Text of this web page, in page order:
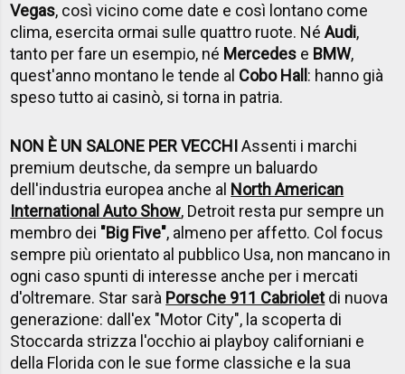
Vegas, così vicino come date e così lontano come
clima, esercita ormai sulle quattro ruote. NéAudi,
tanto per fare un esempio, né Mercedes e BMW,
quest'anno montano le tende al Cobo Hall : hanno già
speso tutto ai casinò, si torna in patria.
NON È UN SALONE PER VECCHI Assenti i marchi
premium deutsche, da sempre un baluardo
dell'industria europea anche al North American
International Auto Show, Detroit resta pur sempre un
membro dei "Big Five", almeno per affetto. Col focus
sempre più orientato al pubblico Usa, non mancano in
ogni caso spunti di interesse anche per i mercati
d'oltremare. Star sarà Porsche 911 Cabrioletdi nuova
generazione: dall'ex "Motor City", la scoperta di
Stoccarda strizza l'occhio ai playboy californiani e
della Florida con le sue forme classiche e la sua